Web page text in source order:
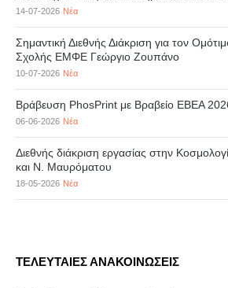
14-07-2026 Νέα
Σημαντική Διεθνής Διάκριση για τον
Σχολής ΕΜΦΕ Γεώργιο Ζουπάνο
10-07-2026 Νέα
Βράβευση PhosPrint με Βραβείο ΕΒΕΑ
06-06-2026 Νέα
Διεθνής διάκριση εργασίας στην
και Ν. Μαυρόματου
18-05-2026 Νέα
ΤΕΛΕΥΤΑΙΕΣ ΑΝΑΚΟΙΝΩΣΕΙΣ